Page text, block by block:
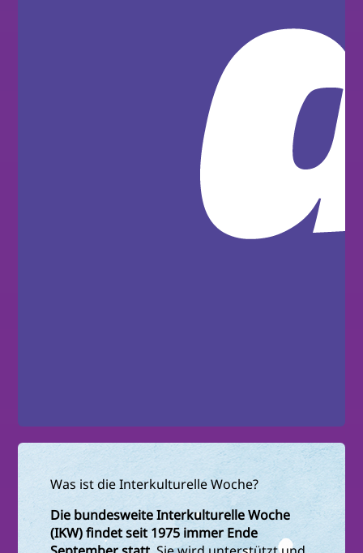
Was ist die Interkulturelle Woche?
Die bundesweite Interkulturelle Woche
(IKW) findet seit 1975 immer Ende